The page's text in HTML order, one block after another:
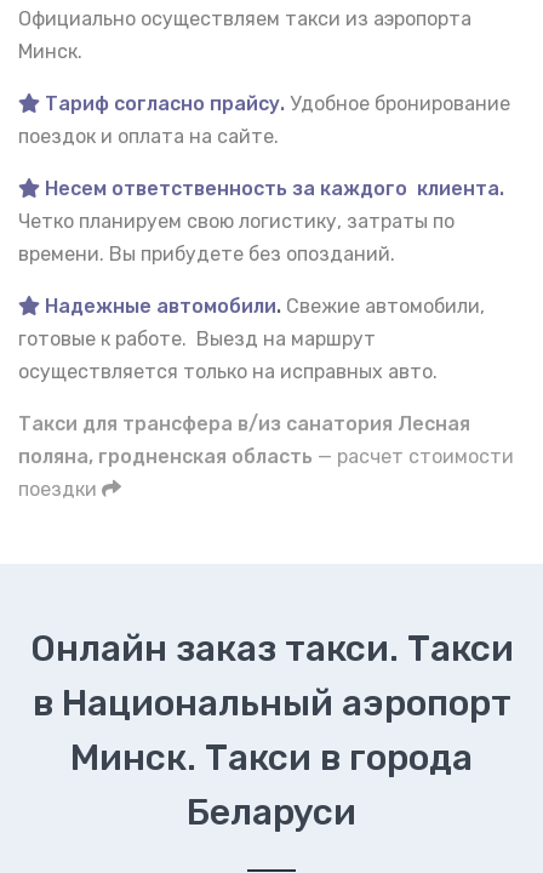
Официально осуществляем такси из аэропорта
Минск.
Тариф согласно прайсу. Удобное бронирование
поездок и оплата на сайте.
Несем ответственность за каждого клиента.
Четко планируем свою логистику, затраты по
времени. Вы прибудете без опозданий.
Надежные автомобили. Свежие автомобили,
готовые к работе. Выезд на маршрут
осуществляется только на исправных авто.
Такси для трансфера в/из санатория Лесная
поляна, гродненская область — расчет стоимости
поездки
Онлайн заказ такси. Такси
в Национальный аэропорт
Минск. Такси в города
Беларуси